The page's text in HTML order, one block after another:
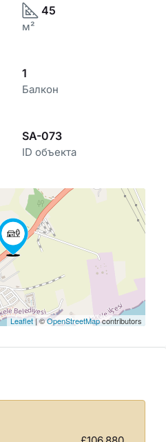
45
м²
1
Балкон
SA-073
ID объекта
Leaflet | ©OpenStreetMapcontributors